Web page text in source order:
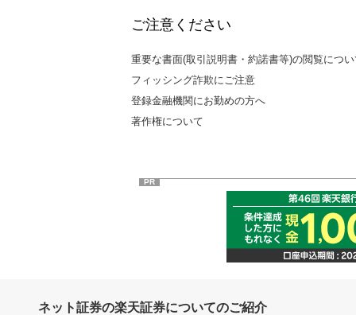
ご注意ください
重要な書面(取引説明書・約諾書等)の閲覧につ
フィッシング詐欺にご注意
登録金融機関にお勤めの方へ
著作権について
PR
ネット証券の楽天証券についてのご紹介